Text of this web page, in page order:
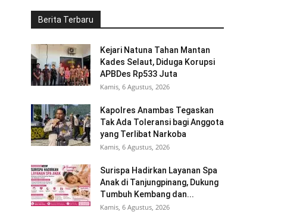
Berita Terbaru
Kejari Natuna Tahan Mantan
Kades Selaut, Diduga Korupsi
APBDes Rp533 Juta
Kamis, 6 Agustus, 2026
Kapolres Anambas Tegaskan
Tak Ada Toleransi bagi Anggota
yang Terlibat Narkoba
Kamis, 6 Agustus, 2026
Surispa Hadirkan Layanan Spa
Anak di Tanjungpinang, Dukung
Tumbuh Kembang dan...
Kamis, 6 Agustus, 2026